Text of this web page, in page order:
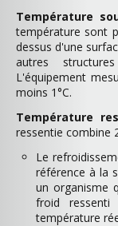
Température
température sont
dessus d'une
autres
L'équipement
moins 1°C.
Température
ressentie combine
Le
référence à la
un organisme
froid
température